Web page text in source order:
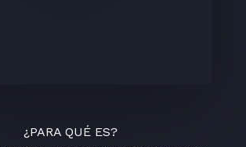
¿PARA QUÉ ES?